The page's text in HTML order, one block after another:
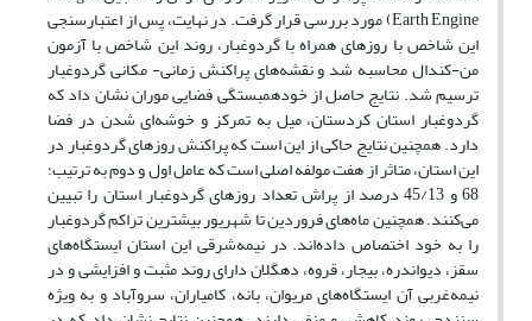
Earth‎ Engine‎) مورد بررسی قرار گرفت. در نهایت، پس از اعتبارسنجی
این شاخص با روزهای همراه با گردوغبار، روند این شاخص با آزمون
من-کندال محاسبه شد و نقشه‌‌های پراکنش زمانی- مکانی گردوغبار
ترسیم شد. نتایج حاصل از خودهمبستگی فضایی موران نشان داد که
گردوغبار استان کردستان، میل به تمرکز و خوشه‌‌ای ‌‌شدن در فضا
دارد. همچنین نتایج حاکی از این است که پراکنش روزهای گردوغبار در
این استان، متاثر از هفت مولفه اصلی است که عامل اول و دوم به ترتیب؛
68 و 45/13 درصد از پراش تعداد روز‌‌های گردوغبار استان را تبیین
می‌‌کنند. همچنین ماه‌‌های فروردین تا شهریور بیشترین تراکم گردوغبار
را به خود اختصاص داده‌‌اند. در نیمه‌‌شرقی این استان ایستگاه‌‌های
سقز، دیواندره، بیجار، قروه، دهگلان دارای روند مثبت و افزایشی و در
نیمه‌‌غربی آن ایستگاه‌‌های مریوان، بانه، کامیاران، سروآباد و به ویژه